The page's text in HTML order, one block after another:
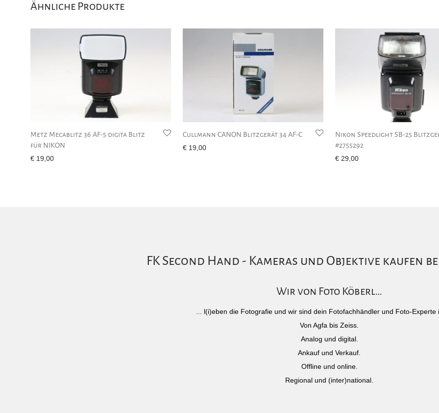
Ähnliche Produkte
Metz Mecablitz 36 AF-5 digita Blitz
für NIKON
€ 19,00
Cullmann CANON Blitzgerät 34 AF-C
€ 19,00
Nikon Speedlight SB-25
#2755292
€ 29,00
FK Second Hand - Kameras und Objektive kaufen
Wir von Foto Köberl…
... l(i)eben die Fotografie und wir sind dein Fotofachhändler und Foto-Experte
Von Agfa bis Zeiss.
Analog und digital.
Ankauf und Verkauf.
Offline und online.
Regional und (inter)national.